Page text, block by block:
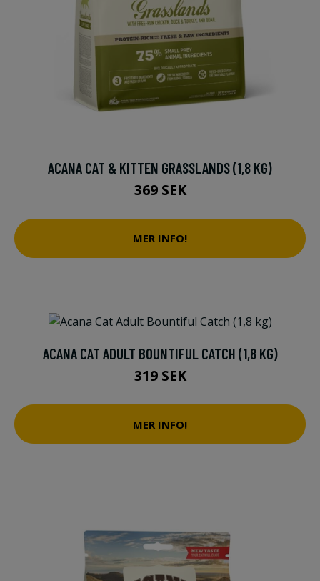
ACANA CAT & KITTEN GRASSLANDS (1,8 KG)
369 SEK
MER INFO!
ACANA CAT ADULT BOUNTIFUL CATCH (1,8 KG)
319 SEK
MER INFO!